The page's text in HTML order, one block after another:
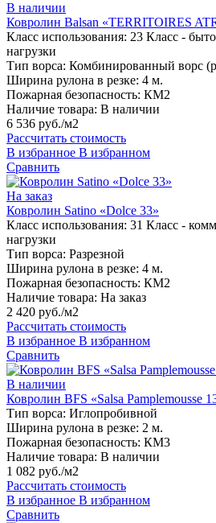
В наличии
Ковролин Balsan «TERRITOIRES
Класс использования: 23 Класс -
нагрузки
Тип ворса: Комбинированный ворс
Ширина рулона в резке: 4 м.
Пожарная безопасность: КМ2
Наличие товара: В наличии
6 536 руб./м2
Рассчитать стоимость
В избранное В избранном
Сравнить
На заказ
Ковролин Satino «Dolce 33»
Класс использования: 31 Класс -
нагрузки
Тип ворса: Разрезной
Ширина рулона в резке: 4 м.
Пожарная безопасность: КМ2
Наличие товара: На заказ
2 420 руб./м2
Рассчитать стоимость
В избранное В избранном
Сравнить
В наличии
Ковролин BFS «Salsa Pamplemousse
Тип ворса: Иглопробивной
Ширина рулона в резке: 2 м.
Пожарная безопасность: КМ3
Наличие товара: В наличии
1 082 руб./м2
Рассчитать стоимость
В избранное В избранном
Сравнить